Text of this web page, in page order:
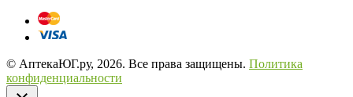
© АптекаЮГ.ру, 2026. Все права защищены. Политика
конфиденциальности